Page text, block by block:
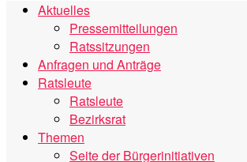
Aktuelles
Pressemitteilungen
Ratssitzungen
Anfragen und Anträge
Ratsleute
Ratsleute
Bezirksrat
Themen
Seite der Bürgerinitiativen